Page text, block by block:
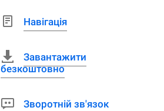
Навігація
Завантажити
безкоштовно
Зворотній зв'язок